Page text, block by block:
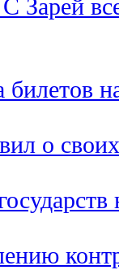
Зарей
билетов
о